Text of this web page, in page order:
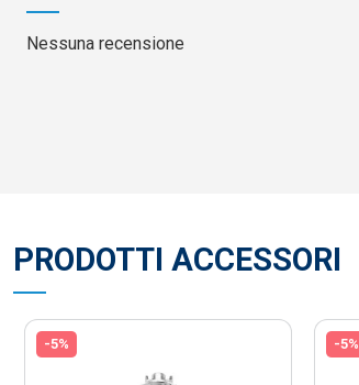
Nessuna recensione
PRODOTTI ACCESSORI
-5% -5%